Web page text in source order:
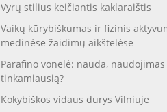
Vyrų stilius keičiantis kaklaraištis
Vaikų kūrybiškumas ir fizinis
medinėse žaidimų aikštelėse
Parafino vonelė: nauda,
tinkamiausią?
Kokybiškos vidaus durys Vilniuje